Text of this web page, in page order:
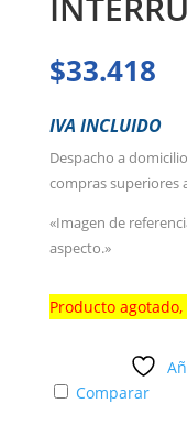
$33.418
IVA INCLUIDO
Despacho a
compras superiores
«Imagen de
aspecto.»
Producto
Comparar